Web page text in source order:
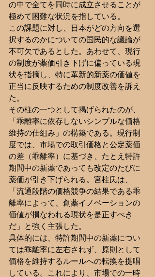
の中で全てを同時に成立させることが
極めて困難な状況を指している。
この課題に対し、日本がどの方向を選
択するのかについての国民的な議論が
不可欠であるとした。あわせて、現行
の制度が薬価引き下げに偏っている現
状を指摘し、特に革新的新薬の価値を
正当に反映するための制度改善を訴え
た。
その柱の一つとして掲げられたのが、
「乖離率に依存しないシンプルな価格
維持の仕組み」の構築である。現行制
度では、市場での取引価格と公定薬価
の差（乖離率）に基づき、たとえ特許
期間中の新薬であっても改定のたびに
薬価が引き下げられる。宮柱氏は、
「流通段階の価格競争の結果である乖
離率によって、創薬イノベーションの
価値が損なわれる現状を是正すべき
だ」と強く主張した。
具体的には、特許期間中の新薬につい
ては乖離率に左右されず、原則として
価格を維持するルールへの転換を提唱
している。これにより、市場での一時